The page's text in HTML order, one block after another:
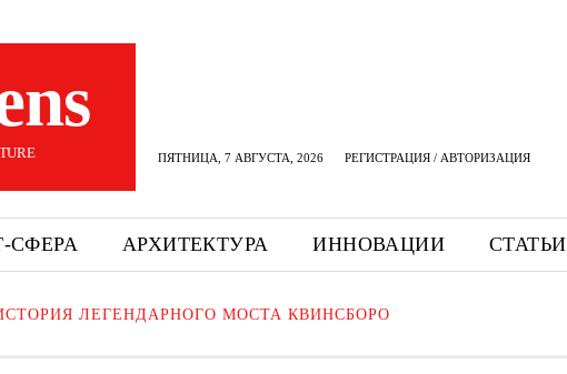
ПЯТНИЦА, 7 АВГУСТА, 2026 РЕГИСТРАЦИЯ / АВТОРИЗАЦИЯ
СФЕРА АРХИТЕКТУРА ИННОВАЦИИ СТАТЬИ
ЛЕГЕНДАРНОГО МОСТА КВИНСБОРО